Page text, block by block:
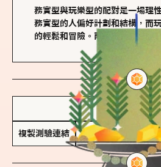
務實型與玩樂型的配對是一場理
務實型的人偏好計劃和結構，而
的輕鬆和冒險。兩者的關係能夠
儲存我的結果
複製測驗連結 查看香氛